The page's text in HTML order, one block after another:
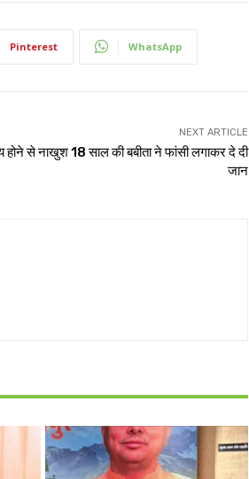
Pinterest WhatsApp
NEXT ARTICLE
होने से नाखुश 18 साल की बबीता ने फांसी लगाकर दे दी
जान